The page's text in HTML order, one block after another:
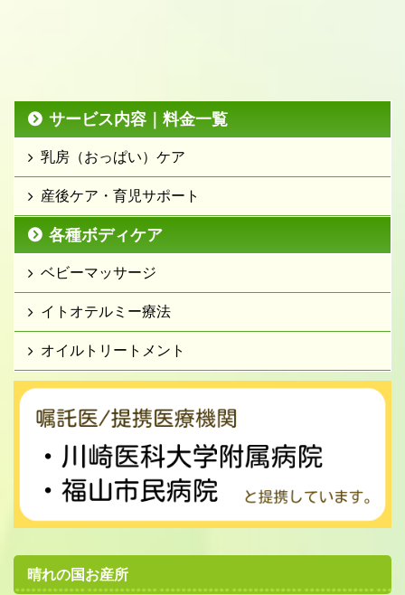
サービス内容｜料金一覧
乳房（おっぱい）ケア
産後ケア・育児サポート
各種ボディケア
ベビーマッサージ
イトオテルミー療法
オイルトリートメント
晴れの国お産所